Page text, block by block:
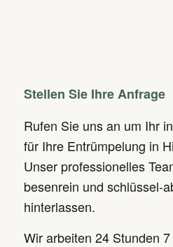
Stellen Sie Ihre Anfrage
Rufen Sie uns an um Ihr
für Ihre Entrümpelung in
Unser professionelles
besenrein und schlüssel-
hinterlassen.
Wir arbeiten 24 Stunden